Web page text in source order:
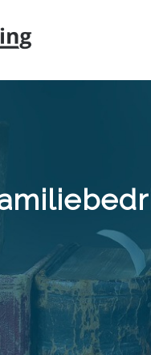
Oriëntatiememo